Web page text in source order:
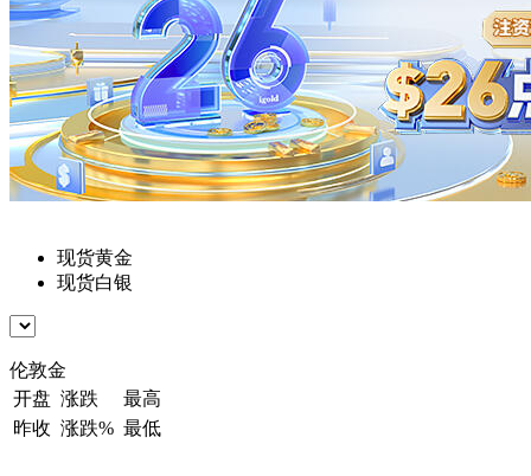
现货黄金
现货白银
伦敦金
开盘 涨跌
最高
昨收 涨跌% 最低